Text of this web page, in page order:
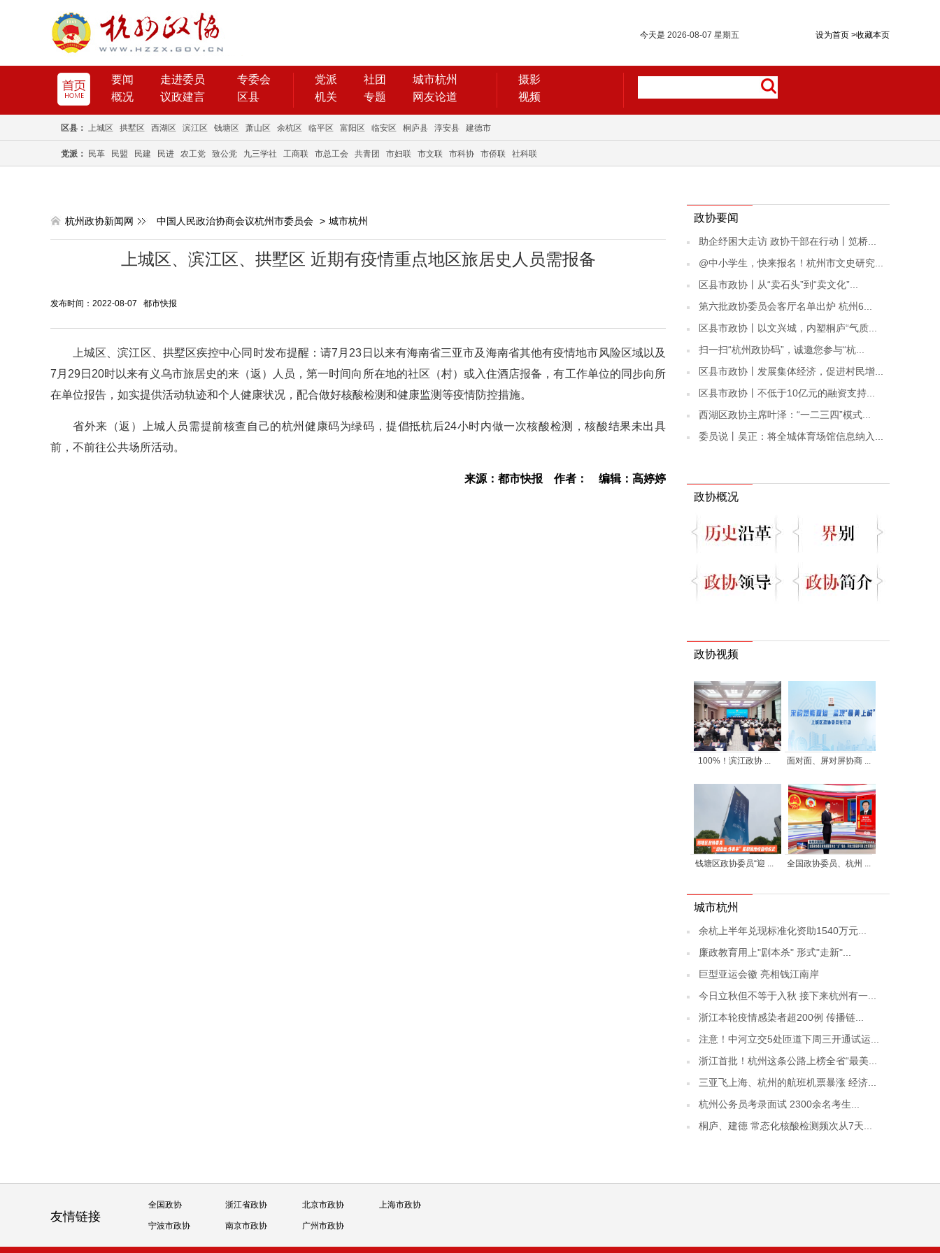
设为首页 >收藏本页
今天是 2026-08-07 星期五
要闻 走进委员
专委会
概况
议政建言 区县
党派 社团
城市杭州
机关
专题 网友论道
摄影
视频
区县： 上城区 拱墅区 西湖区 滨江区 钱塘区 萧山区 余杭区 临平区 富阳区 临安区 桐庐县 淳安县 建德市
党派： 民革 民盟 民建 民进 农工党 致公党 九三学社 工商联 市总工会 共青团 市妇联 市文联 市科协 市侨联 社科联
杭州政协新闻网 中国人民政治协商会议杭州市委员会 > 城市杭州
上城区、滨江区、拱墅区 近期有疫情重点地区旅居史人员需报备
发布时间：2022-08-07 都市快报
上城区、滨江区、拱墅区疾控中心同时发布提醒：请7月23日以来有海南省三亚市及海南省其他有疫情地市风险区域以及
7月29日20时以来有义乌市旅居史的来（返）人员，第一时间向所在地的社区（村）或入住酒店报备，有工作单位的同步向所
在单位报告，如实提供活动轨迹和个人健康状况，配合做好核酸检测和健康监测等疫情防控措施。
省外来（返）上城人员需提前核查自己的杭州健康码为绿码，提倡抵杭后24小时内做一次核酸检测，核酸结果未出具
前，不前往公共场所活动。
来源：都市快报 作者： 编辑：高婷婷
政协要闻
助企纾困大走访 政协干部在行动丨笕桥...
@中小学生，快来报名！杭州市文史研究...
区县市政协丨从“卖石头”到“卖文化”...
第六批政协委员会客厅名单出炉 杭州6...
区县市政协丨以文兴城，内塑桐庐“气质...
扫一扫“杭州政协码”，诚邀您参与“杭...
区县市政协丨发展集体经济，促进村民增...
区县市政协丨不低于10亿元的融资支持...
西湖区政协主席叶泽：“一二三四”模式...
委员说丨吴正：将全城体育场馆信息纳入...
政协概况
政协视频
100%！滨江政协 ... 面对面、屏对屏协商 ...
钱塘区政协委员“迎 ... 全国政协委员、杭州 ...
城市杭州
余杭上半年兑现标准化资助1540万元...
廉政教育用上"剧本杀" 形式"走新"...
巨型亚运会徽 亮相钱江南岸
今日立秋但不等于入秋 接下来杭州有一...
浙江本轮疫情感染者超200例 传播链...
注意！中河立交5处匝道下周三开通试运...
浙江首批！杭州这条公路上榜全省“最美...
三亚飞上海、杭州的航班机票暴涨 经济...
杭州公务员考录面试 2300余名考生...
桐庐、建德 常态化核酸检测频次从7天...
友情链接
全国政协 浙江省政协 北京市政协 上海市政协
宁波市政协 南京市政协 广州市政协